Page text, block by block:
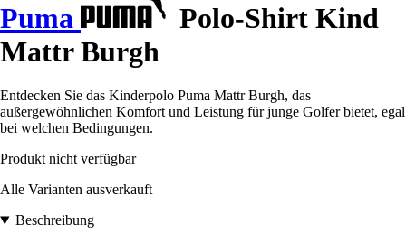
Puma
Polo-Shirt Kind
Mattr Burgh
Entdecken Sie das Kinderpolo Puma Mattr Burgh, das
außergewöhnlichen Komfort und Leistung für junge Golfer bietet, egal
bei welchen Bedingungen.
Produkt nicht verfügbar
Alle Varianten ausverkauft
Beschreibung